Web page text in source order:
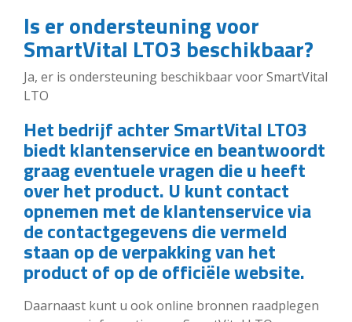
Is er ondersteuning voor
SmartVital LTO3 beschikbaar?
Ja, er is ondersteuning beschikbaar voor SmartVital
LTO
Het bedrijf achter SmartVital LTO3
biedt klantenservice en beantwoordt
graag eventuele vragen die u heeft
over het product. U kunt contact
opnemen met de klantenservice via
de contactgegevens die vermeld
staan op de verpakking van het
product of op de officiële website.
Daarnaast kunt u ook online bronnen raadplegen